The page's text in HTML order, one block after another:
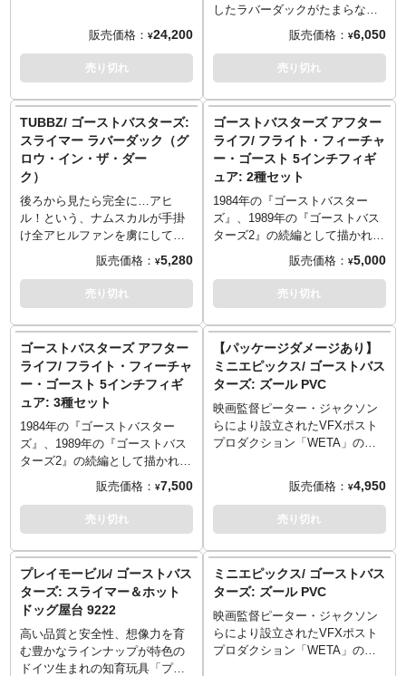
らかボディでグニグニして遊べ
ます、あまりやりすぎはご注
さらに口元に装着可能な「ソー
らソフビスタチュー化です！人
畜無害の食いしん坊な「醜い小
さなじゃがいも」を全高約10セ
センチでディスプレイが可能で
す。
販売価格： ¥24,200
売り切れ
したラバーダックがたまらない
「TUBBZ」から、パッケージが
BOXタイプとなったNEWスタイ
ルで過去の名作たちが再び！こ
ちらは当初映画では劇中に登場
キャラクターの仲間入りを果た
し今ではシリーズに欠かせない
スライマー（のコスプレをした
アヒル）。ラバーダックをスポ
ッと包み込む！？そのビジュア
ルも最高です！
※この商品は入荷数の減数など
場合や、分納での入荷となる場
合がございます。またパッケー
ジは輸送用パッケージとなりま
やダメージがある場合もござい
ます。
販売価格： ¥6,050
売り切れ
TUBBZ/ ゴーストバスターズ:
スライマー ラバーダック（グ
ロウ・イン・ザ・ダー
ク）
後ろから見たら完全に…アヒ
ル！という、ナムスカルが手掛
け全アヒルファンを虜にしてい
る看板アイテム！コスプレした
ラバーダックがなんとも可愛ら
しいTUBBZから1984年の映画
『ゴーストバスターズ』のスラ
るゴーストに1匹でしたが、その
後アニメーションではメインキ
ャラクターの仲間入りを果たし
今ではシリーズに欠かせないス
ライマー。ラバーダックをスポ
ッと包み込む！？そのビジュア
ルも最高です。さらにグロウ・
というのも胸が躍りますね。可
愛いバスタブ型のパッケージも
もちろん健在。世界限定3000個
で、ぜひお見逃しなく！
販売価格： ¥5,280
売り切れ
ゴーストバスターズ アフター
ライフ/ フライト・フィーチャ
ー・ゴースト 5インチフィギ
ュア: 2種セット
1984年の『ゴーストバスター
ズ』、1989年の『ゴーストバス
ターズ2』の続編として描かれる
『ゴーストバスターズ/アフター
ライフ』。NYがゴーストに脅か
された時から30年後の世界で新
たなゴーストバスターズの物語
ら、何とも可愛らしいゴースト
たちが登場です。それぞれにギ
ミックが仕込まれており、その
雰囲気も80年代を感じさせる素
敵アイテム。ラインナップはマ
シュマロマン、スライマーに加
えアフターライフで初登場とな
退治したスライマー＆マンチャ
ーの2種セット。
YouTube「豆魚雷チャンネル」
ります。
販売価格： ¥5,000
売り切れ
ゴーストバスターズ アフター
ライフ/ フライト・フィーチャ
ー・ゴースト 5インチフィギ
ュア: 3種セット
1984年の『ゴーストバスター
ズ』、1989年の『ゴーストバス
ターズ2』の続編として描かれる
『ゴーストバスターズ/アフター
ライフ』。NYがゴーストに脅か
された時から30年後の世界で新
たなゴーストバスターズの物語
ら、何とも可愛らしいゴースト
たちが登場です。それぞれにギ
ミックが仕込まれており、その
雰囲気も80年代を感じさせる素
敵アイテム。ラインナップはマ
シュマロマン、スライマーに加
えアフターライフで初登場とな
販売価格： ¥7,500
売り切れ
【パッケージダメージあり】
ミニエピックス/ ゴーストバス
ターズ: ズール PVC
映画監督ピーター・ジャクソン
らにより設立されたVFXポスト
プロダクション「WETA」の一
タワークショップから、今まで
の作風とは違ったとても意外な
デフォルメシリーズ「ミニエピ
第一作公開のSFコメディー映画
『ゴーストバスターズ』に登場
する幽霊「ズール」がラインナ
ップです。劇中では2頭いたテラ
ードッグの片方「門の神ズー
ル」。実写とアニメイテッドの
販売価格： ¥4,950
売り切れ
プレイモービル/ ゴーストバス
ターズ: スライマー＆ホット
ドッグ屋台 9222
高い品質と安全性、想像力を育
む豊かなラインナップが特色の
ドイツ生まれの知育玩具「プレ
ミニエピックス/ ゴーストバス
ターズ: ズール PVC
映画監督ピーター・ジャクソン
らにより設立されたVFXポスト
プロダクション「WETA」の一